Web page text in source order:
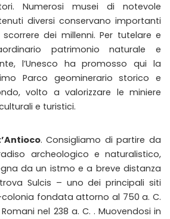
Numerosi musei di notevole
diversi conservano importanti
dei millenni. Per tutelare e
patrimonio naturale e
l’Unesco ha promosso qui la
Parco geominerario storico e
volto a valorizzare le miniere
e turistici.
. Consigliamo di partire da
archeologico e naturalistico,
da un istmo e a breve distanza
Sulcis – uno dei principali siti
fondata attorno al 750 a. C.
nel 238 a. C. . Muovendosi in